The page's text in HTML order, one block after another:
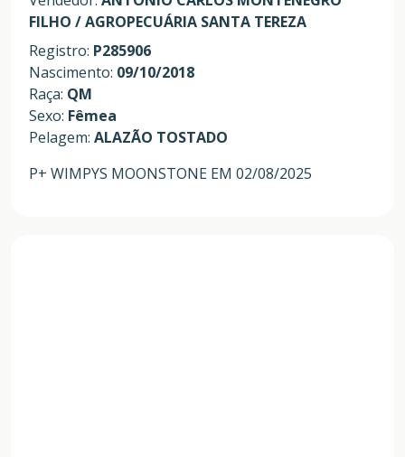
FILHO / AGROPECUÁRIA SANTA TEREZA
Registro: P285906
Nascimento: 09/10/2018
Raça: QM
Sexo: Fêmea
Pelagem: ALAZÃO TOSTADO
P+ WIMPYS MOONSTONE EM 02/08/2025